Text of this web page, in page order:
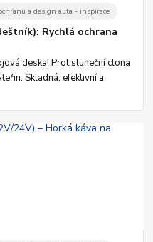
a design auta - inspirace
Rychlá ochrana
deska! Protisluneční clona
Skladná, efektivní a